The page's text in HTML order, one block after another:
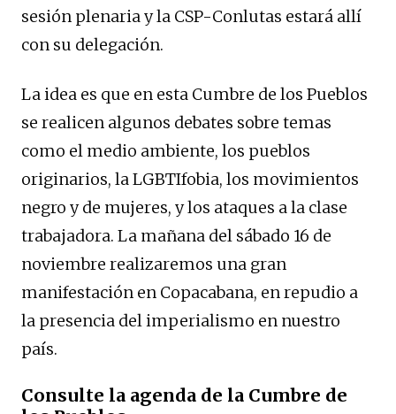
sesión plenaria y la CSP-Conlutas estará allí
con su delegación.
La idea es que en esta Cumbre de los Pueblos
se realicen algunos debates sobre temas
como el medio ambiente, los pueblos
originarios, la LGBTIfobia, los movimientos
negro y de mujeres, y los ataques a la clase
trabajadora. La mañana del sábado 16 de
noviembre realizaremos una gran
manifestación en Copacabana, en repudio a
la presencia del imperialismo en nuestro
país.
Consulte la agenda de la Cumbre de